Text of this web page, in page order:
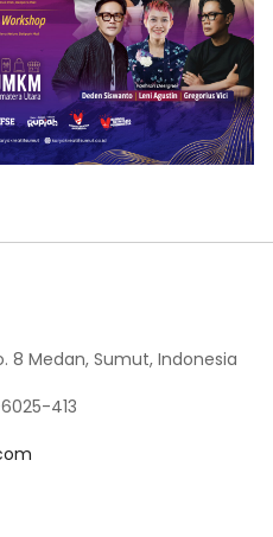
8 Medan, Sumut, Indonesia
413